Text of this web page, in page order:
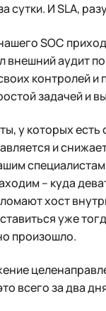
сутки. И SLA,
SOC
внешний аудит
контролей и
задачей и
у которых
и
– куда
хост
уже
произошло.
всего за два